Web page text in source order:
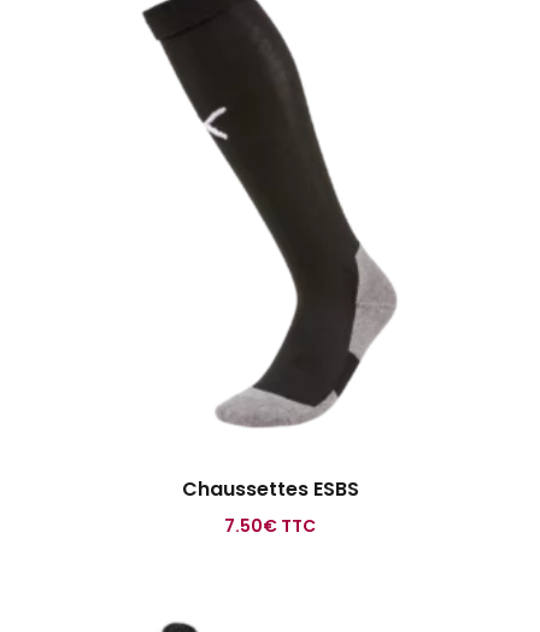
Chaussettes ESBS
7.50€ TTC